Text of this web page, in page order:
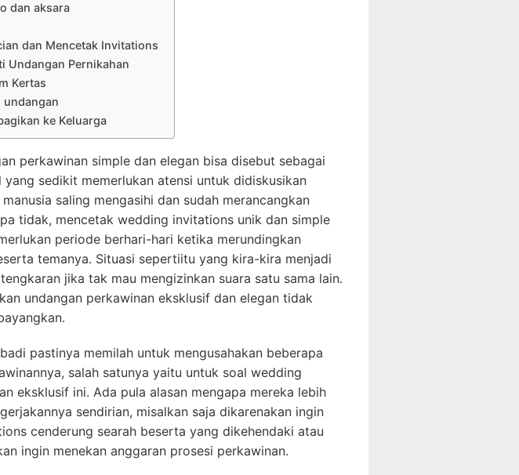
dan aksara
dan Mencetak Invitations
Undangan Pernikahan
Kertas
undangan
ke Keluarga
perkawinan simple dan elegan bisa disebut sebagai
yang sedikit memerlukan atensi untuk didiskusikan
saling mengasihi dan sudah merancangkan
tidak, mencetak wedding invitations unik dan simple
periode berhari-hari ketika merundingkan
temanya. Situasi sepertiitu yang kira-kira menjadi
jika tak mau mengizinkan suara satu sama lain.
undangan perkawinan eksklusif dan elegan tidak
pastinya memilah untuk mengusahakan beberapa
salah satunya yaitu untuk soal wedding
eksklusif ini. Ada pula alasan mengapa mereka lebih
sendirian, misalkan saja dikarenakan ingin
cenderung searah beserta yang dikehendaki atau
ingin menekan anggaran prosesi perkawinan.